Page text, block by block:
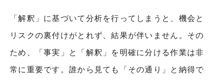
「解釈」に基づいて分析を行ってしまうと、機会と
リスクの裏付けがとれず、結果が伴いません。その
ため、「事実」と「解釈」を明確に分ける作業は非
常に重要です。誰から見ても「その通り」と納得で